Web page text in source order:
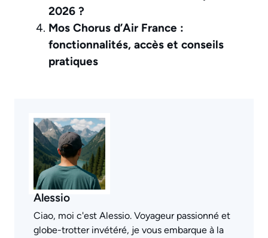
2026 ?
Mos Chorus d’Air France :
fonctionnalités, accès et conseils
pratiques
Alessio
Ciao, moi c'est Alessio. Voyageur passionné et
globe-trotter invétéré, je vous embarque à la